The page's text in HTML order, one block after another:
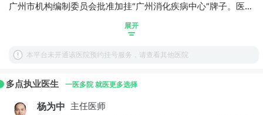
广州市机构编制委员会批准加挂“广州消化疾病中心”牌子。医院
同品质医疗。医院学科齐全，共有专业学科73个（其中临床专
展开
本平台未开通该医院预约挂号服务，请查看其他医院
多点执业医生 一医多院 就医更多选择
杨为中 主任医师